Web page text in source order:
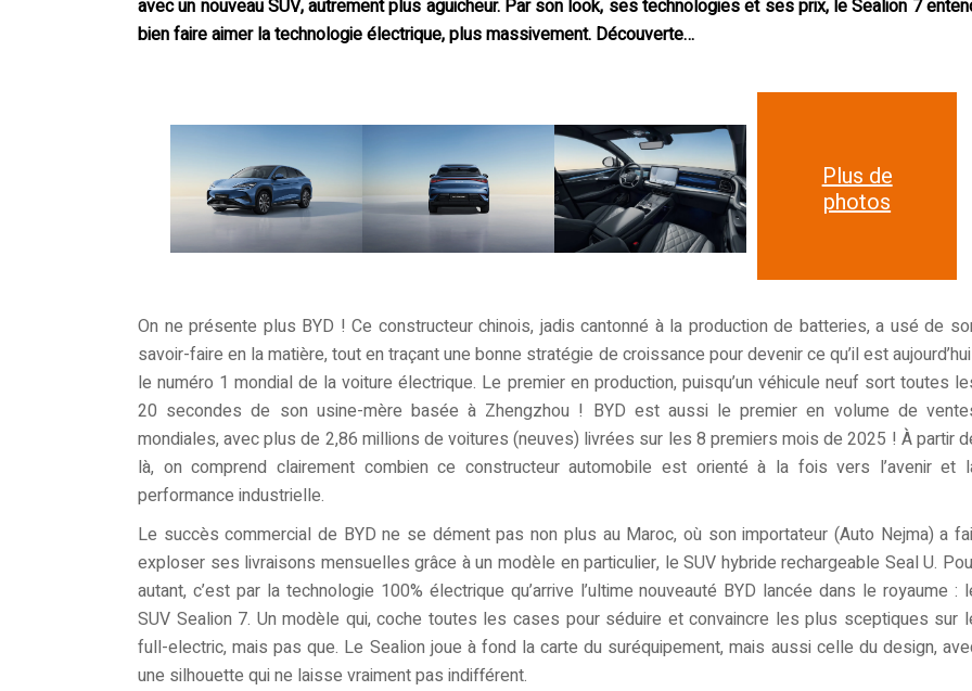
avec un nouveau SUV, autrement plus aguicheur. Par son look, ses technologies et ses prix, le Sealion 7
bien faire aimer la technologie électrique, plus massivement. Découverte…
Plus de
photos
On ne présente plus BYD ! Ce constructeur chinois, jadis cantonné à la production de batteries, a usé de
savoir-faire en la matière, tout en traçant une bonne stratégie de croissance pour devenir ce qu’il est
le numéro 1 mondial de la voiture électrique. Le premier en production, puisqu’un véhicule neuf sort toutes
20 secondes de son usine-mère basée à Zhengzhou ! BYD est aussi le premier en volume de
mondiales, avec plus de 2,86 millions de voitures (neuves) livrées sur les 8 premiers mois de 2025 ! À partir
là, on comprend clairement combien ce constructeur automobile est orienté à la fois vers l’avenir et
performance industrielle.
Le succès commercial de BYD ne se dément pas non plus au Maroc, où son importateur (Auto Nejma) a
exploser ses livraisons mensuelles grâce à un modèle en particulier, le SUV hybride rechargeable Seal U.
autant, c’est par la technologie 100% électrique qu’arrive l’ultime nouveauté BYD lancée dans le royaume :
SUV Sealion 7. Un modèle qui, coche toutes les cases pour séduire et convaincre les plus sceptiques sur
full-electric, mais pas que. Le Sealion joue à fond la carte du suréquipement, mais aussi celle du design,
une silhouette qui ne laisse vraiment pas indifférent.